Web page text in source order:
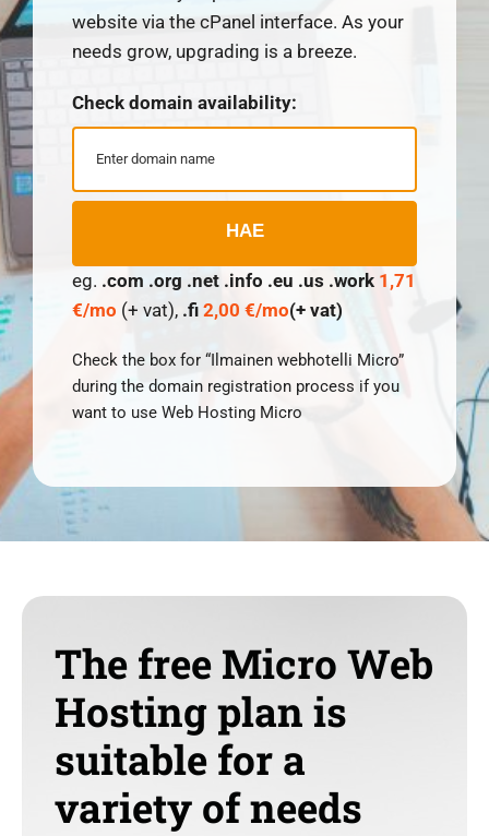
website via the cPanel interface. As your
needs grow, upgrading is a breeze.
Check domain availability:
HAE
eg. .com .org .net .info .eu .us .work 1,71
€/mo (+ vat), .fi2,00 €/mo(+ vat)
Check the box for “Ilmainen webhotelli Micro”
during the domain registration process if you
want to use Web Hosting Micro
The free Micro Web
Hosting plan is
suitable for a
variety of needs